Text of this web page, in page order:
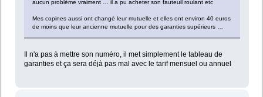
aucun problème vraiment … il a pu acheter son fauteuil roulant etc
Mes copines aussi ont changé leur mutuelle et elles ont environ 40 euros
de moins que leur ancienne mutuelle pour des garanties supérieurs …
Il n'a pas à mettre son numéro, il met simplement le tableau de
garanties et ça sera déjà pas mal avec le tarif mensuel ou annuel